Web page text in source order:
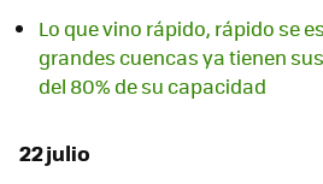
Lo que vino rápido, rápido se
grandes cuencas ya tienen
del 80% de su capacidad
22 julio